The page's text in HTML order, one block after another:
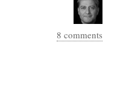
8 comments